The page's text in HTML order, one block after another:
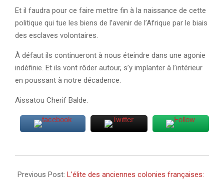
Et il faudra pour ce faire mettre fin à la naissance de cette
politique qui tue les biens de l’avenir de l’Afrique par le biais
des esclaves volontaires.
À défaut ils continueront à nous éteindre dans une agonie
indéfinie. Et ils vont rôder autour, s’y implanter à l’intérieur
en poussant à notre décadence.
Aissatou Cherif Balde.
04-
Previous Post: L’élite des anciennes colonies françaises: